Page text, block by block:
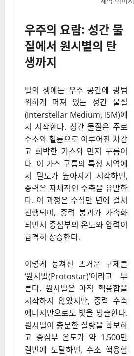
우주의 요람: 성간 물
질에서 원시별의 탄
생까지
별의 생애는 우주 공간에 광범
위하게 퍼져 있는 성간 물질
(Interstellar Medium, ISM)에
서 시작한다. 성간 물질은 주로
수소와 헬륨으로 이루어진 차갑
고 희박한 가스와 먼지 구름이
다. 이 가스 구름의 특정 지역에
서 밀도가 높아지기 시작하면,
중력은 자체적인 수축을 유발한
다. 이 과정은 수십만 년에 걸쳐
진행되며, 중력 붕괴가 가속화
되면서 중심부의 온도와 압력이
급격히 상승한다.
이렇게 뭉쳐진 뜨거운 구체를
‘원시별(Protostar)’이라고 부
른다. 원시별은 아직 핵융합을
시작하지 않았지만, 중력 수축
에너지만으로도 빛을 방출한다.
원시별이 충분한 질량을 확보하
고 중심부 온도가 약 1,500만
켈빈에 도달하면, 수소 핵융합